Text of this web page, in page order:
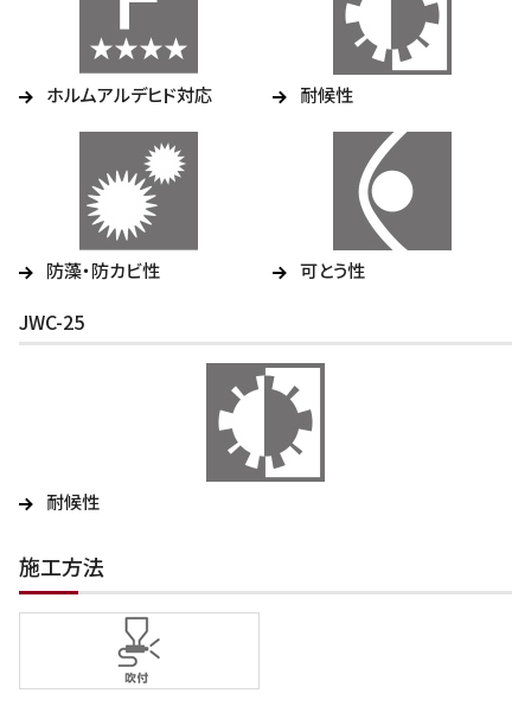
ホルムアルデヒド対応 耐候性
防藻・防カビ性 可とう性
JWC-25
耐候性
施工方法